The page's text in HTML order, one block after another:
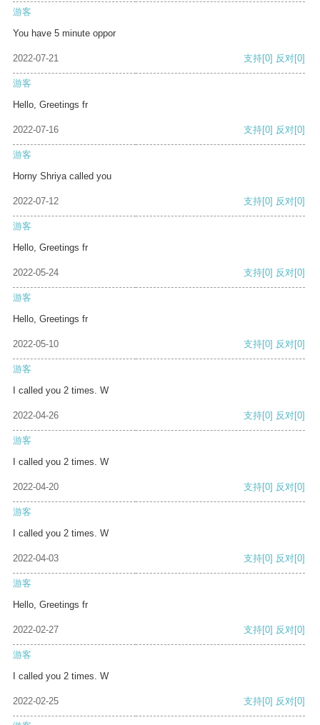
游客
You have 5 minute oppor
2022-07-21 支持[0] 反对[0]
游客
Hello, Greetings fr
2022-07-16 支持[0] 反对[0]
游客
Horny Shriya called you
2022-07-12 支持[0] 反对[0]
游客
Hello, Greetings fr
2022-05-24 支持[0] 反对[0]
游客
Hello, Greetings fr
2022-05-10 支持[0] 反对[0]
游客
I called you 2 times. W
2022-04-26 支持[0] 反对[0]
游客
I called you 2 times. W
2022-04-20 支持[0] 反对[0]
游客
I called you 2 times. W
2022-04-03 支持[0] 反对[0]
游客
Hello, Greetings fr
2022-02-27 支持[0] 反对[0]
游客
I called you 2 times. W
2022-02-25 支持[0] 反对[0]